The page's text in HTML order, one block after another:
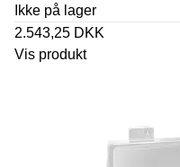
Ikke på lager
2.543,25 DKK
Vis produkt